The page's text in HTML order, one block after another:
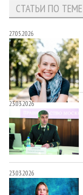
СТАТЬИ ПО ТЕМЕ
27.05.2026
23.03.2026
23.03.2026